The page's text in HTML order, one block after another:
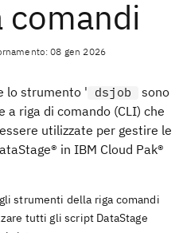
comandi
08 gen 2026
lo strumento ' dsjob
sono
a riga di comando (CLI) che
utilizzate per gestire le
in IBM Cloud Pak®
strumenti della riga comandi
tutti gli script DataStage